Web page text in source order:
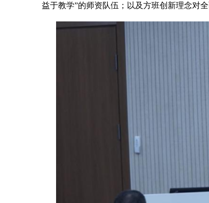
益于教学”的师资队伍；以及方班创新理念对